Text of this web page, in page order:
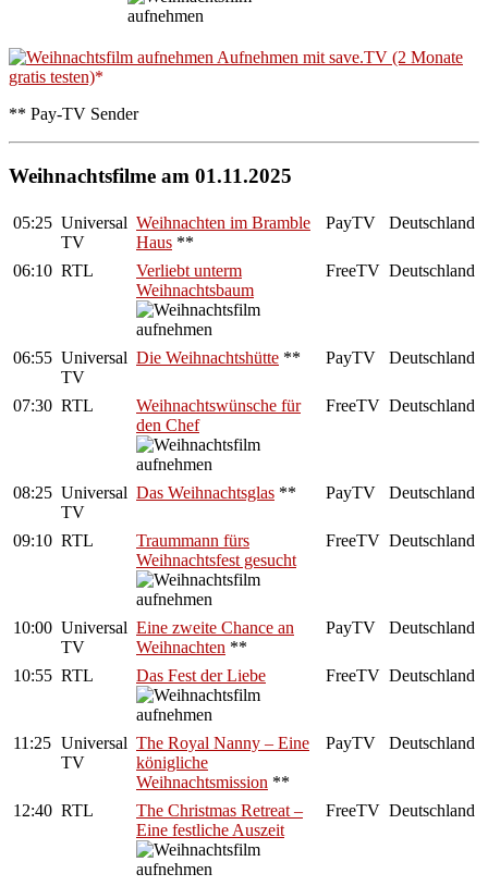
Aufnehmen mit save.TV (2 Monate
gratis testen)
** Pay-TV Sender
Weihnachtsfilme am 01.11.2025
05:25 Universal
TV
Weihnachten im Bramble
Haus **
PayTV Deutschland
06:10 RTL
Verliebt unterm
Weihnachtsbaum
FreeTV Deutschland
06:55 Universal
TV
Die Weihnachtshütte ** PayTV Deutschland
07:30 RTL
Weihnachtswünsche für
den Chef
FreeTV Deutschland
08:25 Universal
TV
Das Weihnachtsglas ** PayTV Deutschland
09:10 RTL
Traummann fürs
Weihnachtsfest gesucht
FreeTV Deutschland
10:00 Universal
TV
Eine zweite Chance an
Weihnachten **
PayTV Deutschland
10:55 RTL Das Fest der Liebe FreeTV Deutschland
11:25 Universal
TV
The Royal Nanny – Eine
königliche
Weihnachtsmission **
PayTV Deutschland
12:40 RTL
The Christmas Retreat –
Eine festliche Auszeit
FreeTV Deutschland